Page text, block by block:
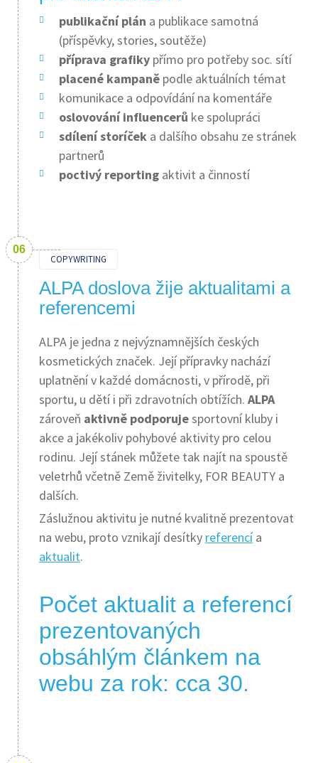
publikační plán a publikace samotná
(příspěvky, stories, soutěže)
příprava grafiky přímo pro potřeby soc. sítí
placené kampaně podle aktuálních témat
komunikace a odpovídání na komentáře
oslovování influencerů ke spolupráci
sdílení storíček a dalšího obsahu ze stránek
partnerů
poctivý reporting aktivit a činností
COPYWRITING
ALPA doslova žije aktualitami a
referencemi
ALPA je jedna z nejvýznamnějších českých
kosmetických značek. Její přípravky nachází
uplatnění v každé domácnosti, v přírodě, při
sportu, u dětí i při zdravotních obtížích. ALPA
zároveň aktivně podporujesportovní kluby i
akce a jakékoliv pohybové aktivity pro celou
rodinu. Její stánek můžete tak najít na spoustě
veletrhů včetně Země živitelky, FOR BEAUTY a
dalších.
Záslužnou aktivitu je nutné kvalitně prezentovat
na webu, proto vznikají desítky referencía
aktualit.
Počet aktualit a referencí
prezentovaných
obsáhlým článkem na
webu za rok: cca 30.